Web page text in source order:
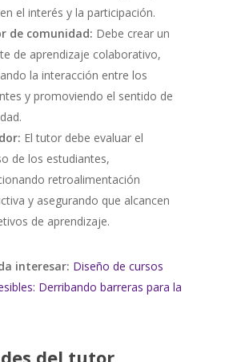
el interés y la participación.
de comunidad: Debe crear un
de aprendizaje colaborativo,
la interacción entre los
y promoviendo el sentido de
El tutor debe evaluar el
de los estudiantes,
retroalimentación
y asegurando que alcancen
de aprendizaje.
interesar: Diseño de cursos
Derribando barreras para la
del tutor